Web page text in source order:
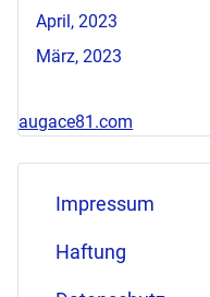
April, 2023
März, 2023
augace81.com
Impressum
Haftung